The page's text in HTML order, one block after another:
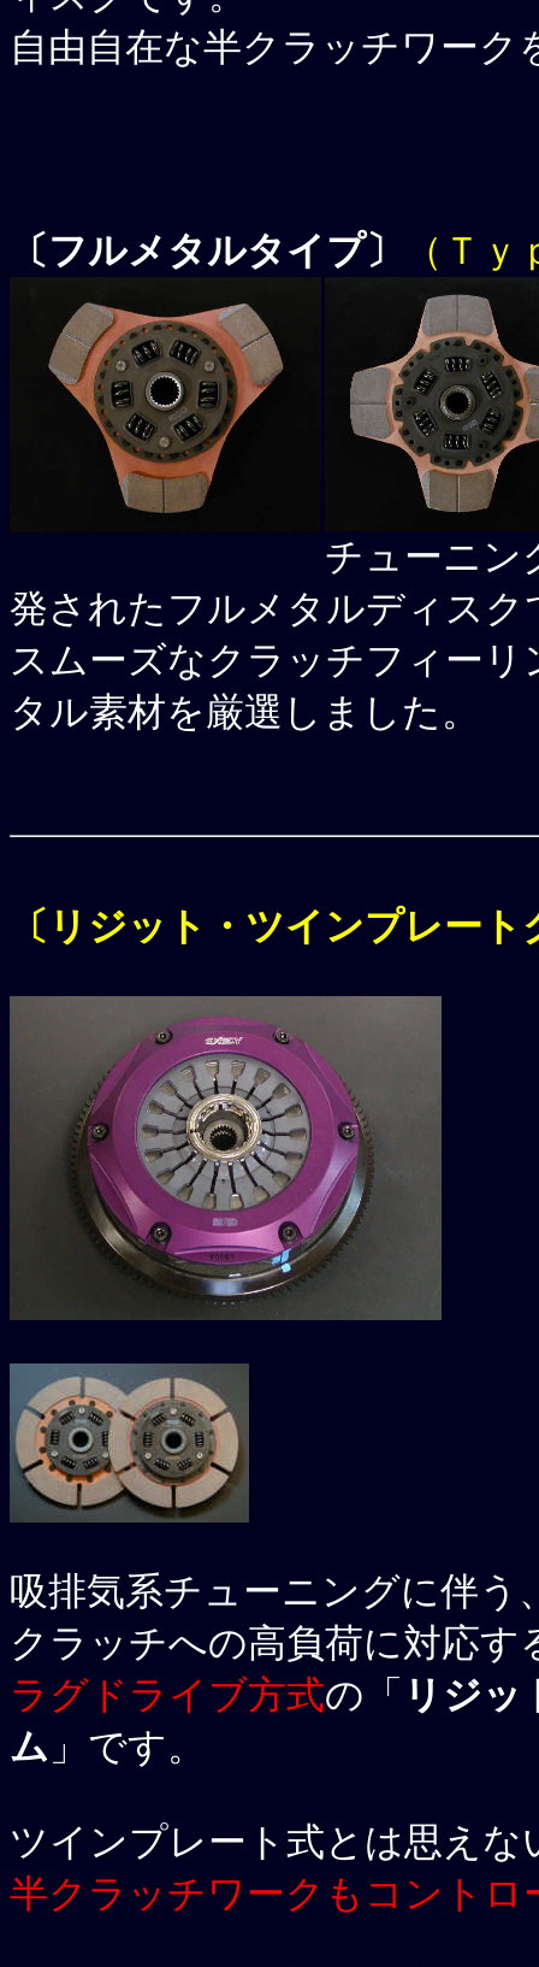
自由自在な半クラッチワーク
〔フルメタルタイプ〕 （Ｔ
チューニン
発されたフルメタルディスク
スムーズなクラッチフィー
タル素材を厳選しました。
〔リジット・ツインプレー
吸排気系チューニングに伴
クラッチへの高負荷に対応す
ラグドライブ方式の「 リジ
ム 」です。
ツインプレート式とは思えな
半クラッチワークもコントロ